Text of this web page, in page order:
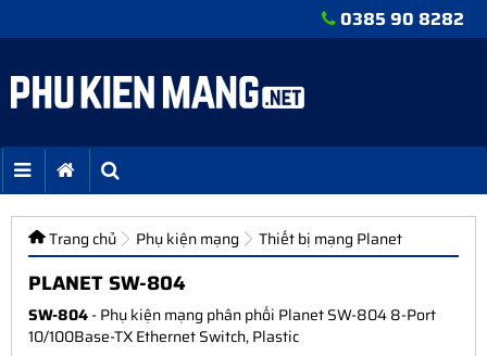
0385 90 8282
Trang chủ Phụ kiện mạng Thiết bị mạng Planet
PLANET SW-804
SW-804- Phụ kiện mạng phân phối Planet SW-804 8-Port
10/100Base-TX Ethernet Switch, Plastic